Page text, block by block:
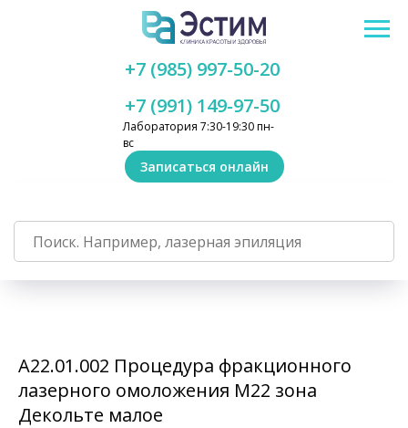
Лаборатория 7:30-19:30 пн-
вс
+7 (991) 149-97-50
+7 (985) 997-50-20
Записаться онлайн
А22.01.002 Процедура фракционного
лазерного омоложения M22 зона
Декольте малое